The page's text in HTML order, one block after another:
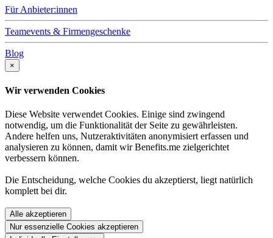
Für Anbieter:innen
Teamevents & Firmengeschenke
Blog
×
Wir verwenden Cookies
Diese Website verwendet Cookies. Einige sind zwingend
notwendig, um die Funktionalität der Seite zu gewährleisten.
Andere helfen uns, Nutzeraktivitäten anonymisiert erfassen und
analysieren zu können, damit wir Benefits.me zielgerichtet
verbessern können.
Die Entscheidung, welche Cookies du akzeptierst, liegt natürlich
komplett bei dir.
Alle akzeptieren
Nur essenzielle Cookies akzeptieren